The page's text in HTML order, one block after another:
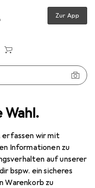
Wahl.
erfassen wir mit
Informationen zu
auf unserer
bspw. ein sicheres
Warenkorb zu
Zur App
Alpen Spiralbohrer